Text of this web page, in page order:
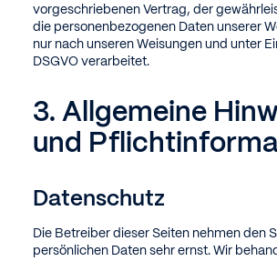
vorgeschriebenen Vertrag, der
die personenbezogenen Daten unserer
nur nach unseren Weisungen und unter
DSGVO verarbeitet.
3. Allgemeine
und
Datenschutz
Die Betreiber dieser Seiten nehmen den
persönlichen Daten sehr ernst. Wir